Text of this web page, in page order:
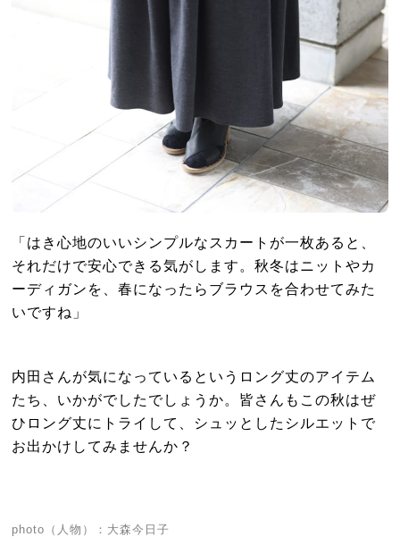
「はき心地のいいシンプルなスカートが一枚あると、
それだけで安心できる気がします。秋冬はニットやカ
ーディガンを、春になったらブラウスを合わせてみた
いですね」
内田さんが気になっているというロング丈のアイテム
たち、いかがでしたでしょうか。皆さんもこの秋はぜ
ひロング丈にトライして、シュッとしたシルエットで
お出かけしてみませんか？
photo（人物）：大森今日子